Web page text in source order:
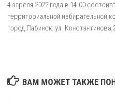
4 апреля 2022 года в 14.00
территориальной избирательной
город Лабинск, ул.
ВАМ МОЖЕТ ТАКЖЕ